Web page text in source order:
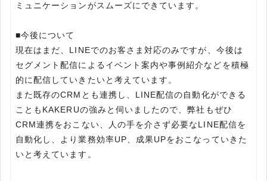
ミュニケーションがスムーズにできています。
■今後について
現在はまだ、LINEでのお客さま対応のみですが、今後は
セグメント配信によるイベント案内や事例紹介などを積極
的に配信していきたいと考えています。
また既存のCRMとも連携し、LINE配信の自動化ができる
こともKAKERUの強みと伺いましたので、弊社もぜひ
CRM連携をおこない、人の手を介さず必要なLINE配信を
自動化し、より業務効率UP、成果UPをおこなっていきた